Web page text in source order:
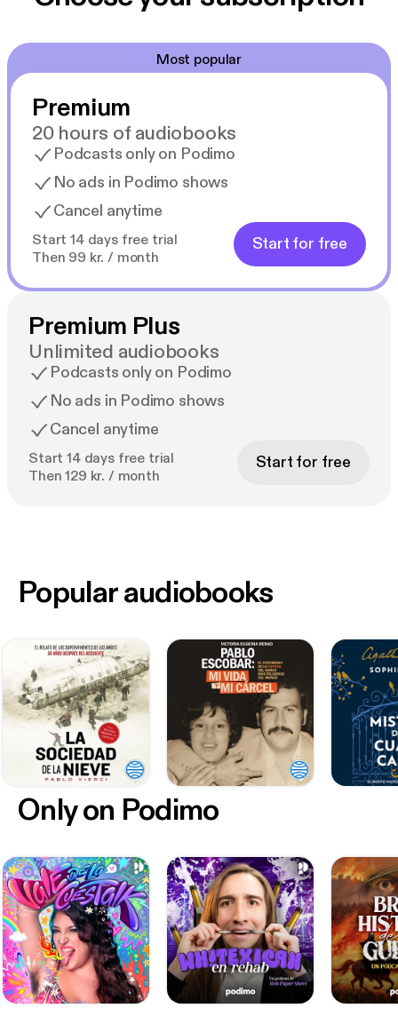
Most popular
Premium
20 hours of audiobooks
Podcasts only on Podimo
No ads in Podimo shows
Cancel anytime
Start 14 days free trial
Then 99 kr. / month
Start for free
Premium Plus
Unlimited audiobooks
Podcasts only on Podimo
No ads in Podimo shows
Cancel anytime
Start 14 days free trial
Then 129 kr. / month
Start for free
Only on Podimo
Popular audiobooks